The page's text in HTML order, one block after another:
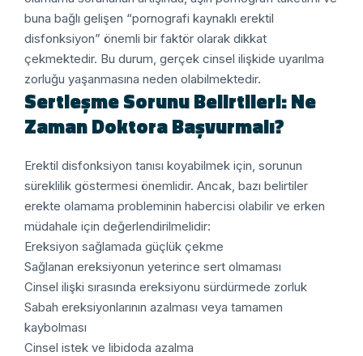
buna bağlı gelişen “pornografi kaynaklı erektil
disfonksiyon” önemli bir faktör olarak dikkat
çekmektedir. Bu durum, gerçek cinsel ilişkide uyarılma
zorluğu yaşanmasına neden olabilmektedir.
Sertleşme Sorunu Belirtileri: Ne
Zaman Doktora Başvurmalı?
Erektil disfonksiyon tanısı koyabilmek için, sorunun
süreklilik göstermesi önemlidir. Ancak, bazı belirtiler
erekte olamama probleminin habercisi olabilir ve erken
müdahale için değerlendirilmelidir:
Ereksiyon sağlamada güçlük çekme
Sağlanan ereksiyonun yeterince sert olmaması
Cinsel ilişki sırasında ereksiyonu sürdürmede zorluk
Sabah ereksiyonlarının azalması veya tamamen
kaybolması
Cinsel istek ve libidoda azalma